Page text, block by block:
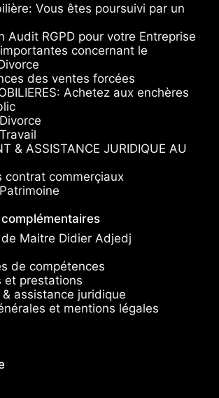
Vous êtes poursuivi par un
Audit RGPD pour votre Entreprise
concernant le
des ventes forcées
Achetez aux enchères
& ASSISTANCE JURIDIQUE AU
contrat commerçiaux
Maitre Didier Adjedj
de compétences
et prestations
assistance juridique
et mentions légales